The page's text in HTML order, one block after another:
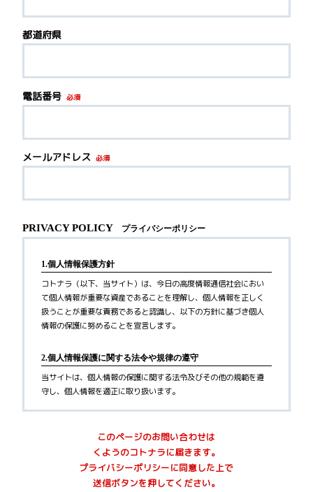
都道府県
電話番号 必須
メールアドレス 必須
PRIVACY POLICY プライバシーポリシー
1.個人情報保護方針
コトナラ（以下、当サイト）は、今日の高度情報通信社会におい
て個人情報が重要な資産であることを理解し、個人情報を正しく
扱うことが重要な責務であると認識し、以下の方針に基づき個人
情報の保護に努めることを宣言します。
2.個人情報保護に関する法令や規律の遵守
当サイトは、個人情報の保護に関する法令及びその他の規範を遵
守し、個人情報を適正に取り扱います。
当サイトが個人情報を取得する際には、利用目的を明確化するよ
う努力し、お墓に関するご案内サービス(以下、本サービス)の提供
にあたり、以下に定める目的の範囲内で適法かつ公正な手段によ
って個人情報を取得し、適切に利用します。
このページのお問い合わせは
くようのコトナラに届きます。
プライバシーポリシーに同意した上で
送信ボタンを押してください。